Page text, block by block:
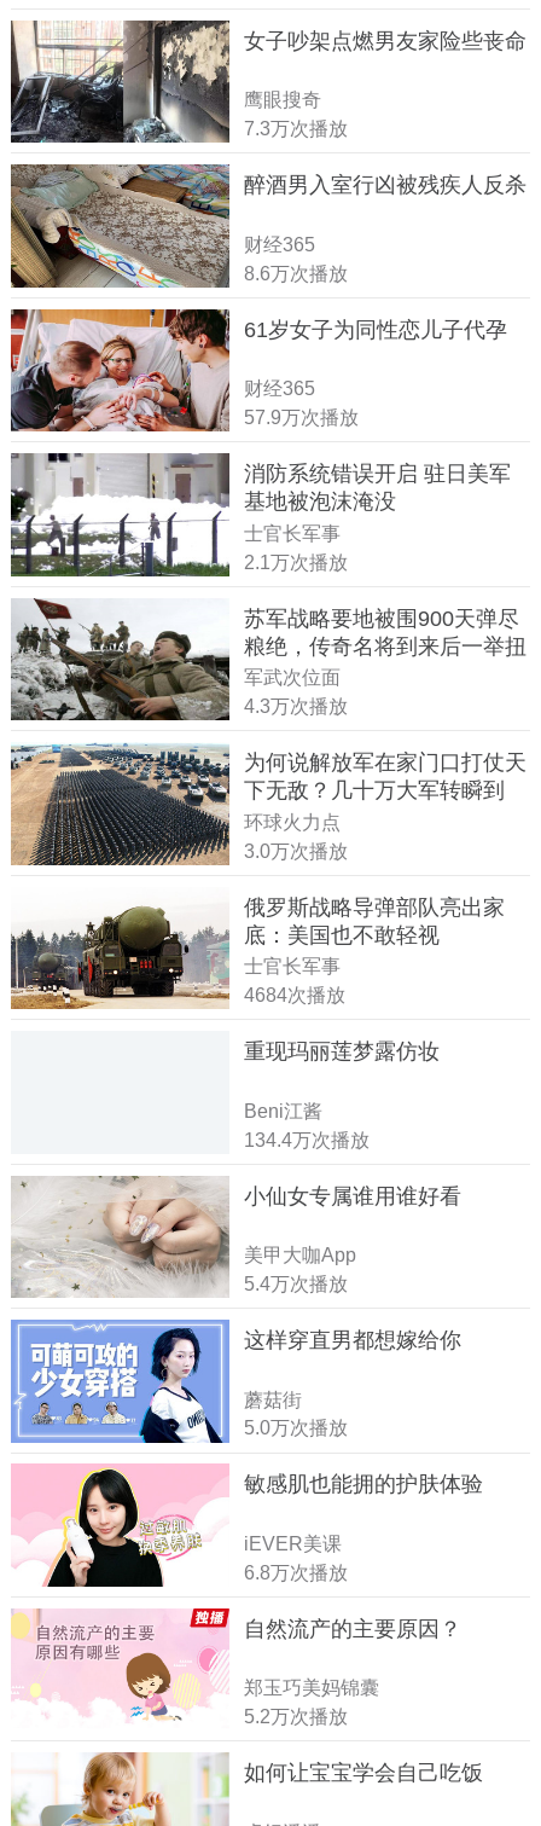
女子吵架点燃男友家险些丧命
鹰眼搜奇
7.3万次播放
醉酒男入室行凶被残疾人反杀
财经365
8.6万次播放
61岁女子为同性恋儿子代孕
财经365
57.9万次播放
消防系统错误开启 驻日美军
基地被泡沫淹没
士官长军事
2.1万次播放
苏军战略要地被围900天弹尽
粮绝，传奇名将到来后一举扭
转战局
军武次位面
4.3万次播放
为何说解放军在家门口打仗天
下无敌？几十万大军转瞬到
达！
环球火力点
3.0万次播放
俄罗斯战略导弹部队亮出家
底：美国也不敢轻视
士官长军事
4684次播放
重现玛丽莲梦露仿妆
Beni江酱
134.4万次播放
小仙女专属谁用谁好看
美甲大咖App
5.4万次播放
这样穿直男都想嫁给你
蘑菇街
5.0万次播放
敏感肌也能拥的护肤体验
iEVER美课
6.8万次播放
自然流产的主要原因？
郑玉巧美妈锦囊
5.2万次播放
如何让宝宝学会自己吃饭